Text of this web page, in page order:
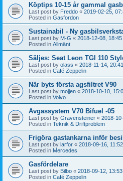
Köptips 10-15 år gammal
Last post by Freddo « 2019-02-25,
Posted in Gasfordon
Sustainabil - Ny
Last post by M-G « 2018-12-08, 18:45
Posted in Allmänt
Säljes: Seat Leon TGI 110
Last post by olass « 2018-11-14, 20:41
Posted in Café Zeppelin
När byts första agsfiltret V90
Last post by mojjen « 2018-10-10,
Posted in Volvo
Avgassystem V70 Bifuel -05
Last post by Gravensteiner « 2018-
Posted in Teknik & Driftproblem
Frigöra gastankarna inför
Last post by larfor « 2018-09-16, 11:52
Posted in Mercedes
Gasfördelare
Last post by Bilbo « 2018-09-12, 13:53
Posted in Café Zeppelin